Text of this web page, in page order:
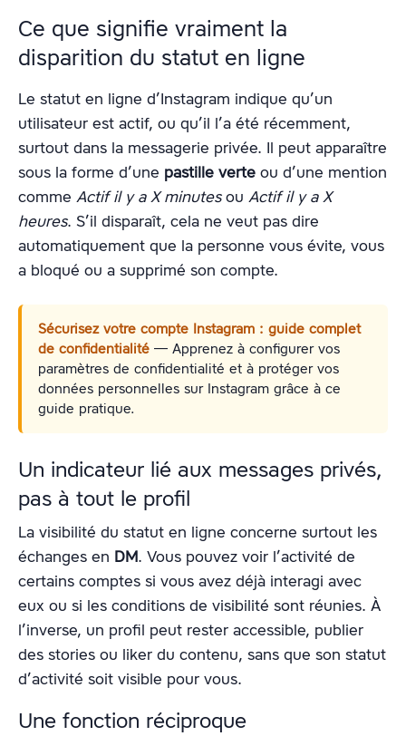
Ce que signifie vraiment la
disparition du statut en ligne
Le statut en ligne d’Instagram indique qu’un
utilisateur est actif, ou qu’il l’a été récemment,
surtout dans la messagerie privée. Il peut apparaître
sous la forme d’une pastille verte ou d’une mention
comme Actif il y a X minutesou Actif il y a X
heures. S’il disparaît, cela ne veut pas dire
automatiquement que la personne vous évite, vous
a bloqué ou a supprimé son compte.
Sécurisez votre compte Instagram : guide complet
de confidentialité — Apprenez à configurer vos
paramètres de confidentialité et à protéger vos
données personnelles sur Instagram grâce à ce
guide pratique.
Un indicateur lié aux messages privés,
pas à tout le profil
La visibilité du statut en ligne concerne surtout les
échanges en DM. Vous pouvez voir l’activité de
certains comptes si vous avez déjà interagi avec
eux ou si les conditions de visibilité sont réunies. À
l’inverse, un profil peut rester accessible, publier
des stories ou liker du contenu, sans que son statut
d’activité soit visible pour vous.
Une fonction réciproque